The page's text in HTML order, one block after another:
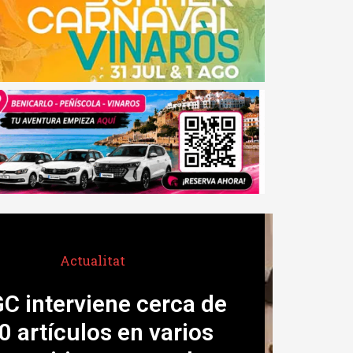
Actualitat
trau a
les obres de